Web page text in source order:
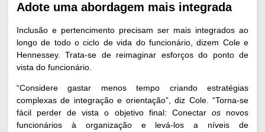
Adote uma abordagem mais integrada
Inclusão e pertencimento precisam ser mais integrados ao
longo de todo o ciclo de vida do funcionário, dizem Cole e
Hennessey. Trata-se de reimaginar esforços do ponto de
vista do funcionário.
“Considere gastar menos tempo criando estratégias
complexas de integração e orientação”, diz Cole. “Torna-se
fácil perder de vista o objetivo final: Conectar os
novos
funcionários à organização e levá-los a níveis de